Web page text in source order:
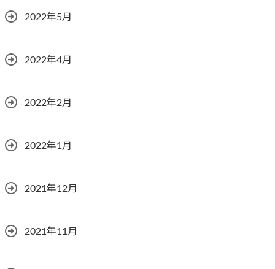
2022年5月
2022年4月
2022年2月
2022年1月
2021年12月
2021年11月